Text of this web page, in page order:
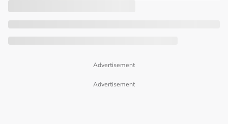
Advertisement
Advertisement